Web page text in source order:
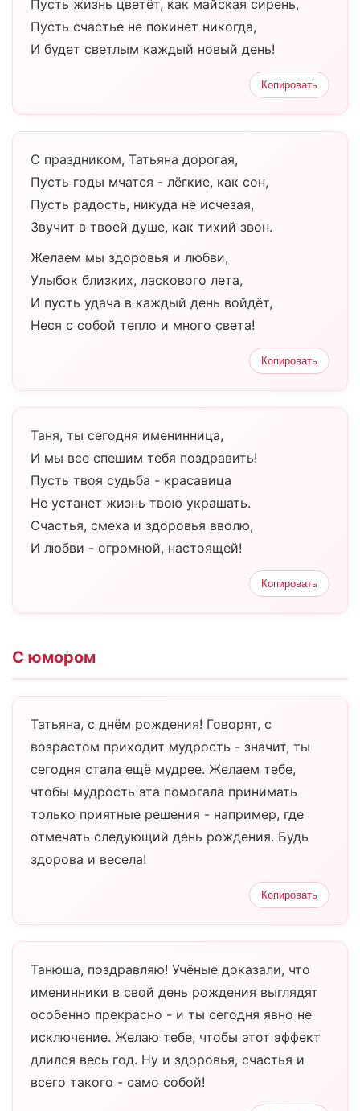
Пусть жизнь цветёт, как майская сирень,
Пусть счастье не покинет никогда,
И будет светлым каждый новый день!
Копировать
С праздником, Татьяна дорогая,
Пусть годы мчатся - лёгкие, как сон,
Пусть радость, никуда не исчезая,
Звучит в твоей душе, как тихий звон.
Желаем мы здоровья и любви,
Улыбок близких, ласкового лета,
И пусть удача в каждый день войдёт,
Неся с собой тепло и много света!
Копировать
Таня, ты сегодня именинница,
И мы все спешим тебя поздравить!
Пусть твоя судьба - красавица
Не устанет жизнь твою украшать.
Счастья, смеха и здоровья вволю,
И любви - огромной, настоящей!
Копировать
С юмором
Татьяна, с днём рождения! Говорят, с
возрастом приходит мудрость - значит, ты
сегодня стала ещё мудрее. Желаем тебе,
чтобы мудрость эта помогала принимать
только приятные решения - например, где
отмечать следующий день рождения. Будь
здорова и весела!
Копировать
Танюша, поздравляю! Учёные доказали, что
именинники в свой день рождения выглядят
особенно прекрасно - и ты сегодня явно не
исключение. Желаю тебе, чтобы этот эффект
длился весь год. Ну и здоровья, счастья и
всего такого - само собой!